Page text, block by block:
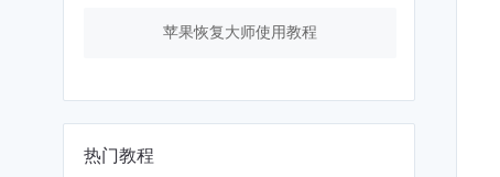
苹果恢复大师使用教程
热门教程